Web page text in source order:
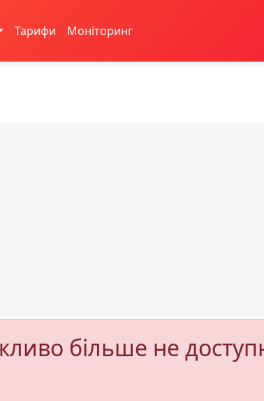
Тарифи Моніторинг
більше не